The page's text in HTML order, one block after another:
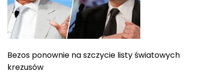
Bezos ponownie na szczycie listy światowych
krezusów